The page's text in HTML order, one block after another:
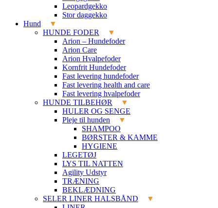
Leopardgekko
Stor daggekko
Hund
HUNDE FODER
Arion – Hundefoder
Arion Care
Arion Hvalpefoder
Kornfrit Hundefoder
Fast levering hundefoder
Fast levering health and care
Fast levering hvalpefoder
HUNDE TILBEHØR
HULER OG SENGE
Pleje til hunden
SHAMPOO
BØRSTER & KAMME
HYGIENE
LEGETØJ
LYS TIL NATTEN
Agility Udstyr
TRÆNING
BEKLÆDNING
SELER LINER HALSBÅND